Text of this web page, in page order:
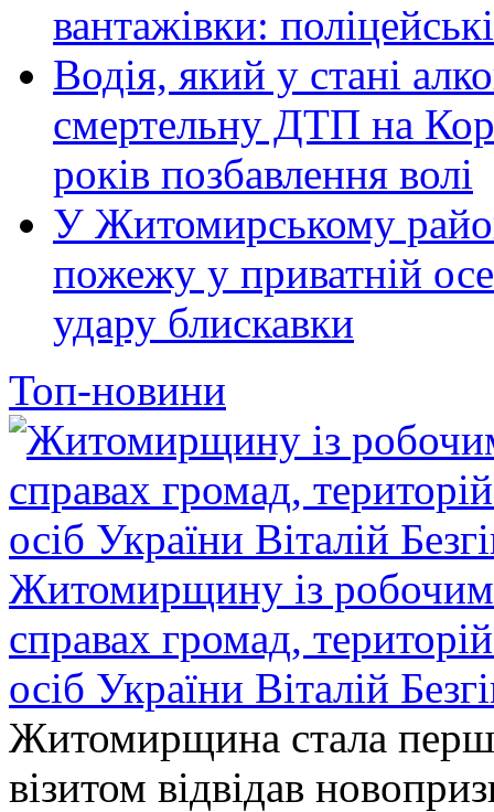
вантажівки:
Водія, який у стані
смертельну ДТП на
років позбавлення волі
У Житомирському
пожежу у приватній
удару блискавки
Топ-новини
Житомирщину із робочим
справах громад,
осіб України Віталій
Житомирщина стала
візитом відвідав